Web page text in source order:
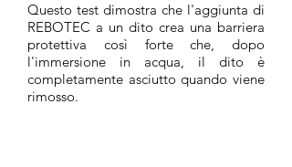
Questo test dimostra che l'aggiunta di
REBOTEC a un dito crea una barriera
protettiva così forte che, dopo
l'immersione in acqua, il dito è
completamente asciutto quando viene
rimosso.